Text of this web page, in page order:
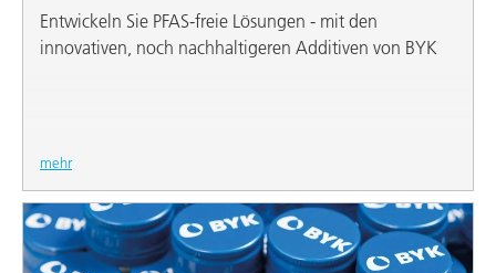
Entwickeln Sie PFAS-freie Lösungen - mit den
innovativen, noch nachhaltigeren Additiven von BYK
mehr